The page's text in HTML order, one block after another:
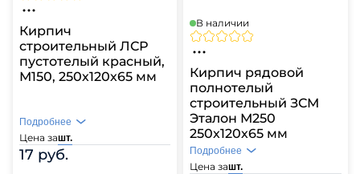
Кирпич
строительный ЛСР
пустотелый красный,
М150, 250х120х65 мм
Цена зашт.
17 руб.
Подробнее
В наличии
Кирпич рядовой
полнотелый
строительный ЗСМ
Эталон М250
250х120х65 мм
Цена зашт.
Подробнее